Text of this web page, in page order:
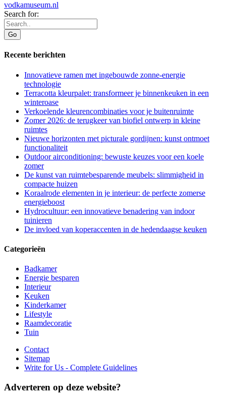
vodkamuseum.nl
Search for:
Recente berichten
Innovatieve ramen met ingebouwde zonne-energie
technologie
Terracotta kleurpalet: transformeer je binnenkeuken in een
winteroase
Verkoelende kleurencombinaties voor je buitenruimte
Zomer 2026: de terugkeer van biofiel ontwerp in kleine
ruimtes
Nieuwe horizonten met picturale gordijnen: kunst ontmoet
functionaliteit
Outdoor airconditioning: bewuste keuzes voor een koele
zomer
De kunst van ruimtebesparende meubels: slimmigheid in
compacte huizen
Koraalrode elementen in je interieur: de perfecte zomerse
energieboost
Hydrocultuur: een innovatieve benadering van indoor
tuinieren
De invloed van koperaccenten in de hedendaagse keuken
Categorieën
Badkamer
Energie besparen
Interieur
Keuken
Kinderkamer
Lifestyle
Raamdecoratie
Tuin
Contact
Sitemap
Write for Us - Complete Guidelines
Adverteren op deze website?